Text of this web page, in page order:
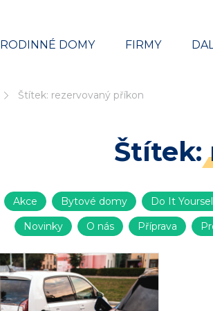
RODINNÉ DOMY FIRMY
Štítek: rezervovaný příkon
Štítek:
Akce Bytové domy Do It
Novinky
O nás Příprava